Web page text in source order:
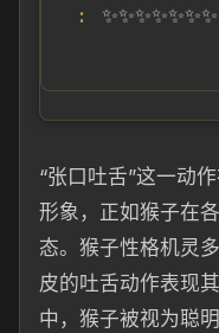
“张口吐舌”这一动
形象，正如猴子在
态。猴子性格机灵
皮的吐舌动作表现
中，猴子被视为聪